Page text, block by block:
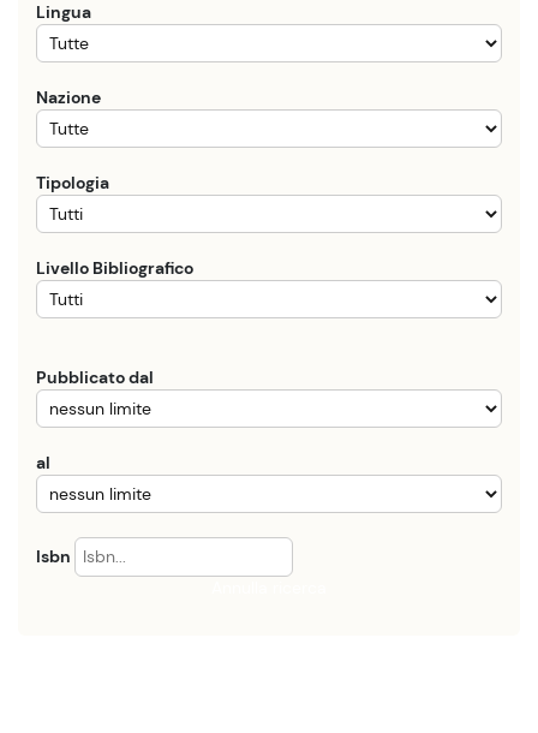
Lingua
Nazione
Tipologia
Livello Bibliografico
Pubblicato dal
al
Isbn